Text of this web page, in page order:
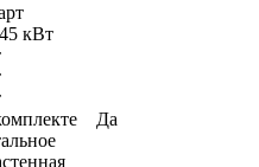
кВт
Да